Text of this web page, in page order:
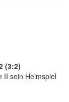
(3:2)
II sein Heimspiel